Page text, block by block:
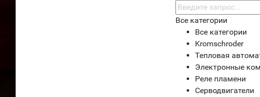
Все категории
Все категории
Kromschroder
Тепловая
Электронные
Реле пламени
Серводвигатели